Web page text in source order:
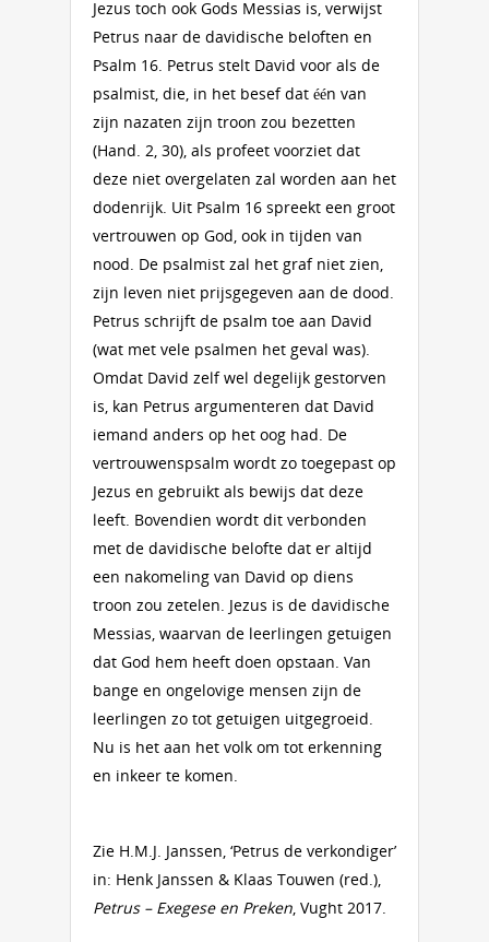
Jezus toch ook Gods Messias is, verwijst
Petrus naar de davidische beloften en
Psalm 16. Petrus stelt David voor als de
psalmist, die, in het besef dat één van
zijn nazaten zijn troon zou bezetten
(Hand. 2, 30), als profeet voorziet dat
deze niet overgelaten zal worden aan het
dodenrijk. Uit Psalm 16 spreekt een groot
vertrouwen op God, ook in tijden van
nood. De psalmist zal het graf niet zien,
zijn leven niet prijsgegeven aan de dood.
Petrus schrijft de psalm toe aan David
(wat met vele psalmen het geval was).
Omdat David zelf wel degelijk gestorven
is, kan Petrus argumenteren dat David
iemand anders op het oog had. De
vertrouwenspsalm wordt zo toegepast op
Jezus en gebruikt als bewijs dat deze
leeft. Bovendien wordt dit verbonden
met de davidische belofte dat er altijd
een nakomeling van David op diens
troon zou zetelen. Jezus is de davidische
Messias, waarvan de leerlingen getuigen
dat God hem heeft doen opstaan. Van
bange en ongelovige mensen zijn de
leerlingen zo tot getuigen uitgegroeid.
Nu is het aan het volk om tot erkenning
en inkeer te komen.
Zie H.M.J. Janssen, ‘Petrus de verkondiger’
in: Henk Janssen & Klaas Touwen (red.),
Petrus – Exegese en Preken, Vught 2017.